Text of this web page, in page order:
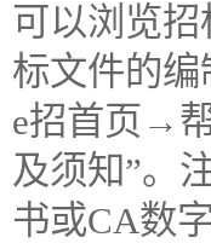
可以浏览
标文件的
e招首页→
及须知”。
书或CA数